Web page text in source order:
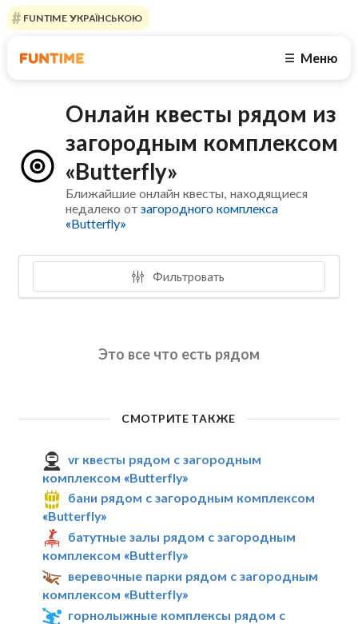
FUNTIME УКРАЇНСЬКОЮ
☰ Меню
Онлайн квесты рядом из
загородным комплексом
«Butterfly»
Ближайшие онлайн квесты, находящиеся
недалеко отзагородного комплекса
«Butterfly»
Фильтровать
Это все что есть рядом
СМОТРИТЕ ТАКЖЕ
vr квесты рядом с загородным
комплексом «Butterfly»
бани рядом с загородным комплексом
«Butterfly»
батутные залы рядом с загородным
комплексом «Butterfly»
веревочные парки рядом с загородным
комплексом «Butterfly»
горнолыжные комплексы рядом с